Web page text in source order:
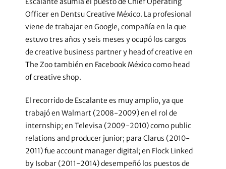
Officer en Dentsu Creative México. La profesional
viene de trabajar en Google, compañía en la que
estuvo tres años y seis meses y ocupó los cargos
de creative business partner y head of creative en
The Zoo también en Facebook México como head
of creative shop.
El recorrido de Escalante es muy amplio, ya que
trabajó en Walmart (2008-2009) en el rol de
internship; en Televisa (2009-2010) como public
relations and producer junior; para Clarus (2010-
2011) fue account manager digital; en Flock Linked
by Isobar (2011-2014) desempeñó los puestos de